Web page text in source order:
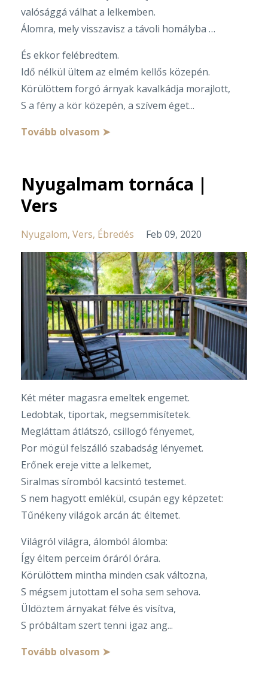
valósággá válhat a lelkemben.
Álomra, mely visszavisz a távoli homályba …
És ekkor felébredtem.
Idő nélkül ültem az elmém kellős közepén.
Körülöttem forgó árnyak kavalkádja morajlott,
S a fény a kör közepén, a szívem éget...
Tovább olvasom ➤
Nyugalmam tornáca |
Vers
Nyugalom Vers Ébredés Feb 09, 2020
Két méter magasra emeltek engemet.
Ledobtak, tiportak, megsemmisítetek.
Megláttam átlátszó, csillogó fényemet,
Por mögül felszálló szabadság lényemet.
Erőnek ereje vitte a lelkemet,
Siralmas síromból kacsintó testemet.
S nem hagyott emlékül, csupán egy képzetet:
Tűnékeny világok arcán át: éltemet.
Világról világra, álomból álomba:
Így éltem perceim óráról órára.
Körülöttem mintha minden csak változna,
S mégsem jutottam el soha sem sehova.
Üldöztem árnyakat félve és visítva,
S próbáltam szert tenni igaz ang...
Tovább olvasom ➤